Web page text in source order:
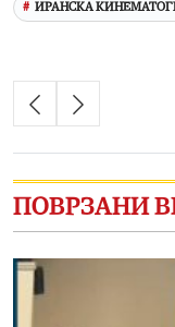
ИРАНСКА
ПОВРЗАНИ